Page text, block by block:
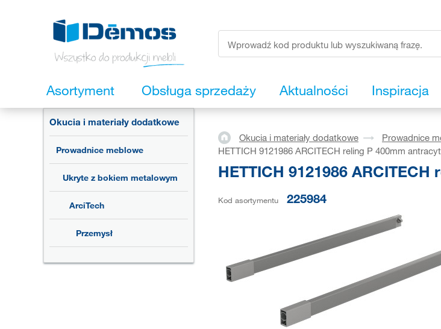
Asortyment Obsługa sprzedaży Aktualności Inspiracja
Okucia i materiały dodatkowe
Prowadnice meblowe
Ukryte z bokiem metalowym
ArciTech
Przemysł
Okucia i materiały dodatkowe Prowadnice
HETTICH 9121986 ARCITECH reling P 400mm antracyt
HETTICH 9121986
Kod asortymentu 225984